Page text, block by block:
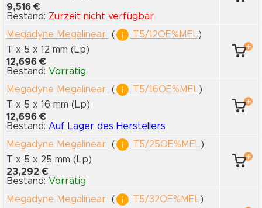
9,516 €
Bestand: Zurzeit nicht verfügbar
Megadyne Megalinear
( T5/12OE%MEL)
T x 5 x 12 mm (Lp)
12,696 €
Bestand: Vorrätig
Megadyne Megalinear
( T5/16OE%MEL)
T x 5 x 16 mm (Lp)
12,696 €
Bestand: Auf Lager des Herstellers
Megadyne Megalinear
( T5/25OE%MEL)
T x 5 x 25 mm (Lp)
23,292 €
Bestand: Vorrätig
Megadyne Megalinear
( T5/32OE%MEL)